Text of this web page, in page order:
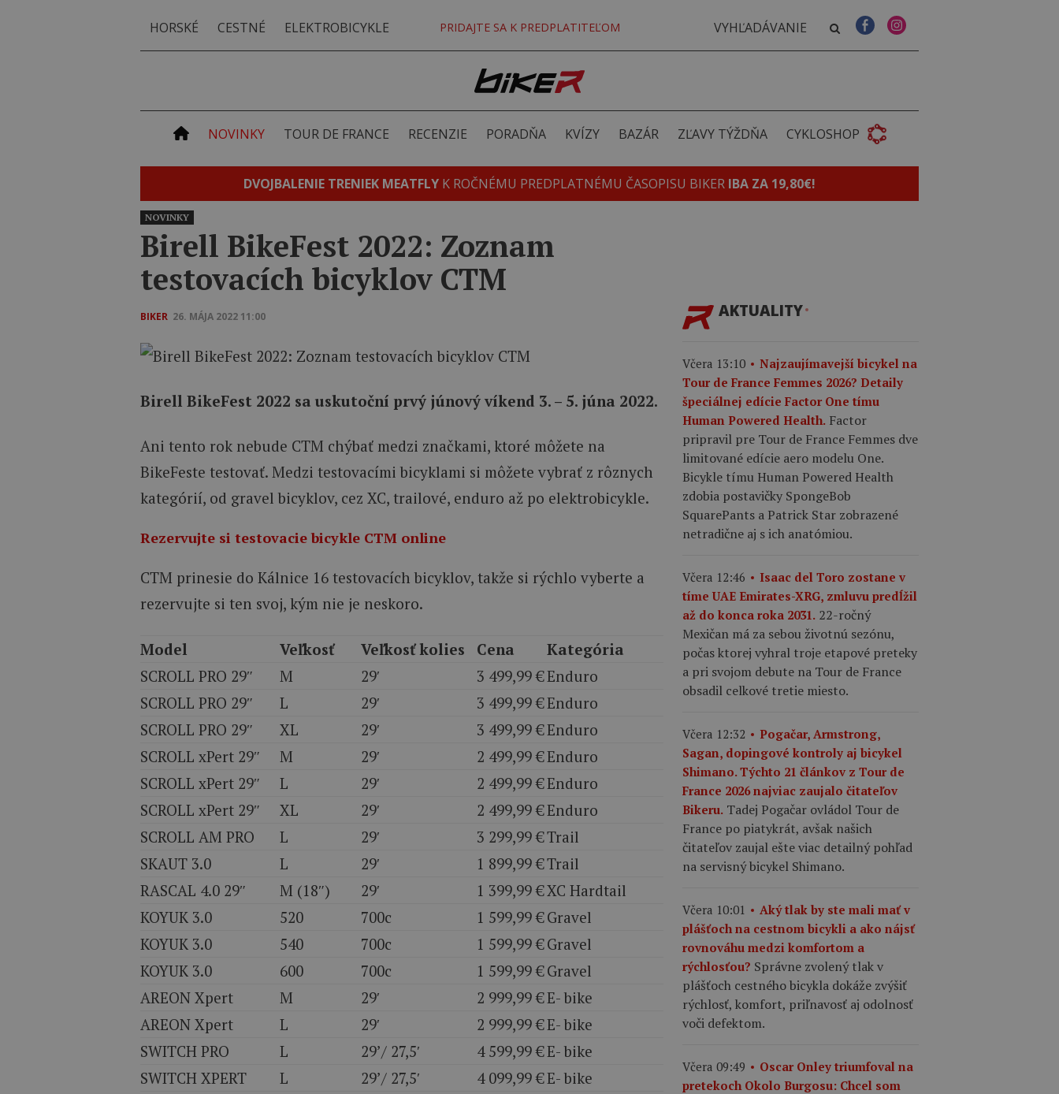
HORSKÉ CESTNÉ ELEKTROBICYKLE PRIDAJTE SA K PREDPLATITEĽOM
NOVINKY TOUR DE FRANCE RECENZIE PORADŇA KVÍZY BAZÁR ZĽAVY TÝŽDŇA CYKLOSHOP
DVOJBALENIE TRENIEK MEATFLY K ROČNÉMU PREDPLATNÉMU ČASOPISU BIKER IBA ZA 19,80€!
NOVINKY
Birell BikeFest 2022: Zoznam
testovacích bicyklov CTM
BIKER 26. MÁJA 2022 11:00
Birell BikeFest 2022 sa uskutoční prvý júnový víkend 3. – 5. júna 2022.
Ani tento rok nebude CTM chýbať medzi značkami, ktoré môžete na
BikeFeste testovať. Medzi testovacími bicyklami si môžete vybrať z rôznych
kategórií, od gravel bicyklov, cez XC, trailové, enduro až po elektrobicykle.
Rezervujte si testovacie bicykle CTM online
CTM prinesie do Kálnice 16 testovacích bicyklov, takže si rýchlo vyberte a
rezervujte si ten svoj, kým nie je neskoro.
Model Veľkosť Veľkosť kolies Cena
Kategória
SCROLL PRO 29″
M 29′ 3 499,99 €Enduro
SCROLL PRO 29″
L 29′ 3 499,99 €Enduro
SCROLL PRO 29″
XL 29′ 3 499,99 €Enduro
SCROLL xPert 29″
M 29′ 2 499,99 €Enduro
SCROLL xPert 29″
L 29′ 2 499,99 €Enduro
SCROLL xPert 29″
XL 29′ 2 499,99 €Enduro
SCROLL AM PRO
L 29′ 3 299,99 €Trail
SKAUT 3.0
L 29′ 1 899,99 €Trail
RASCAL 4.0 29″
M (18″) 29′ 1 399,99 €XC Hardtail
KOYUK 3.0
520 700c 1 599,99 €Gravel
KOYUK 3.0
540 700c 1 599,99 €Gravel
KOYUK 3.0
600 700c 1 599,99 €Gravel
AREON Xpert
M 29′ 2 999,99 €E- bike
AREON Xpert
L 29′ 2 999,99 €E- bike
SWITCH PRO
L 29’/ 27,5′ 4 599,99 €E- bike
SWITCH XPERT
L 29’/ 27,5′ 4 099,99 €E- bike
AKTUALITY
Včera 13:10
Najzaujímavejší bicykel na
Tour de France Femmes 2026? Detaily
špeciálnej edície Factor One tímu
Human Powered Health. Factor
pripravil pre Tour de France Femmes dve
limitované edície aero modelu One.
Bicykle tímu Human Powered Health
zdobia postavičky SpongeBob
SquarePants a Patrick Star zobrazené
netradične aj s ich anatómiou.
Včera 12:46
Isaac del Toro zostane v
tíme UAE Emirates-XRG, zmluvu predĺžil
až do konca roka 2031. 22-ročný
Mexičan má za sebou životnú sezónu,
počas ktorej vyhral troje etapové preteky
a pri svojom debute na Tour de France
obsadil celkové tretie miesto.
Včera 12:32
Pogačar, Armstrong,
Sagan, dopingové kontroly aj bicykel
Shimano. Týchto 21 článkov z Tour de
France 2026 najviac zaujalo čitateľov
Bikeru. Tadej Pogačar ovládol Tour de
France po piatykrát, avšak našich
čitateľov zaujal ešte viac detailný pohľad
na servisný bicykel Shimano.
Včera 10:01
Aký tlak by ste mali mať v
plášťoch na cestnom bicykli a ako nájsť
rovnováhu medzi komfortom a
rýchlosťou? Správne zvolený tlak v
plášťoch cestného bicykla dokáže zvýšiť
rýchlosť, komfort, priľnavosť aj odolnosť
voči defektom.
Včera 09:49
Oscar Onley triumfoval na
pretekoch Okolo Burgosu: Chcel som